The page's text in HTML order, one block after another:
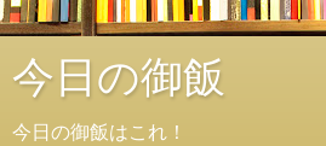
今日の御飯
今日の御飯はこれ！